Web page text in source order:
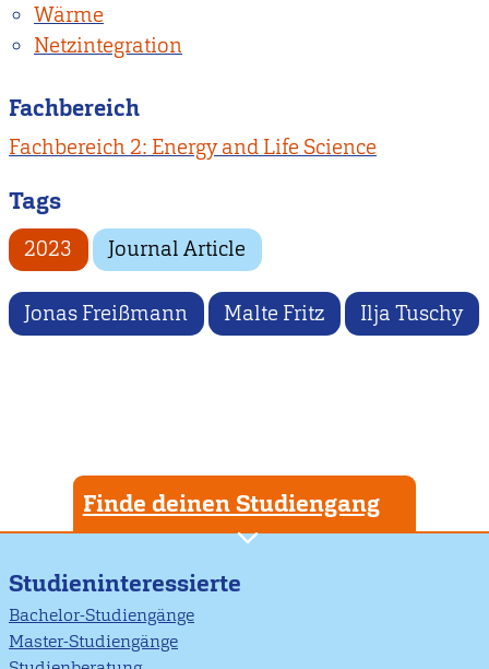
Wärme
Netzintegration
Fachbereich
Fachbereich 2: Energy and Life Science
Tags
2023 Journal Article
Jonas Freißmann Malte Fritz Ilja Tuschy
Finde deinen Studiengang
Studieninteressierte
Bachelor-Studiengänge
Master-Studiengänge